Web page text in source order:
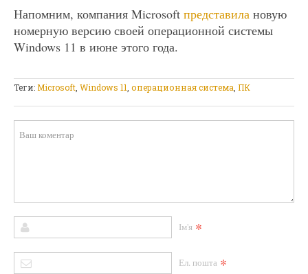
Напомним, компания Microsoft представила новую
номерную версию своей операционной системы
Windows 11 в июне этого года.
Теги:Microsoft, Windows 11, операционная система, ПК
Ім'я *
Ел. пошта *